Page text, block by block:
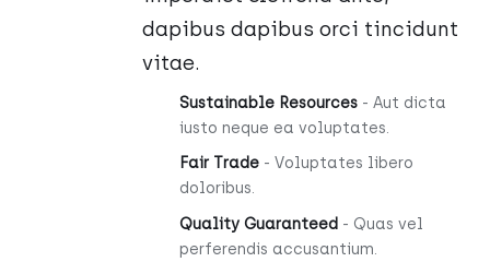
dapibus dapibus orci tincidunt
vitae.
Sustainable Resources- Aut dicta
iusto neque ea voluptates.
Fair Trade- Voluptates libero
doloribus.
Quality Guaranteed - Quas vel
perferendis accusantium.